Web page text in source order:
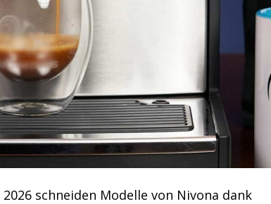
2026 schneiden Modelle von Nivona dank